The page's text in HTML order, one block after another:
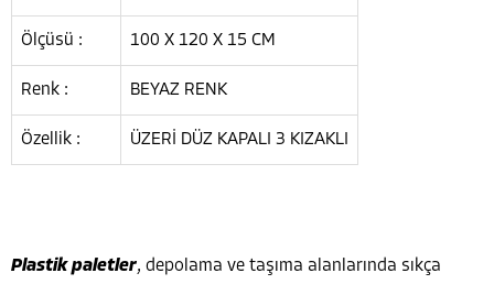
Ölçüsü : 100 X 120 X 15 CM
Renk : BEYAZ RENK
Özellik : ÜZERİ DÜZ KAPALI 3 KIZAKLI
Plastik paletler, depolama ve taşıma alanlarında sıkça